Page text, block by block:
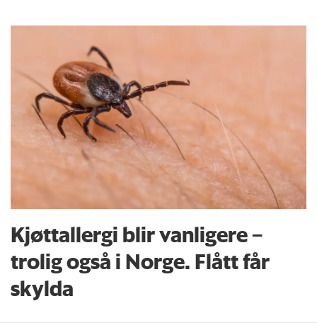
Kjøttallergi blir vanligere –
trolig også i Norge. Flått får
skylda